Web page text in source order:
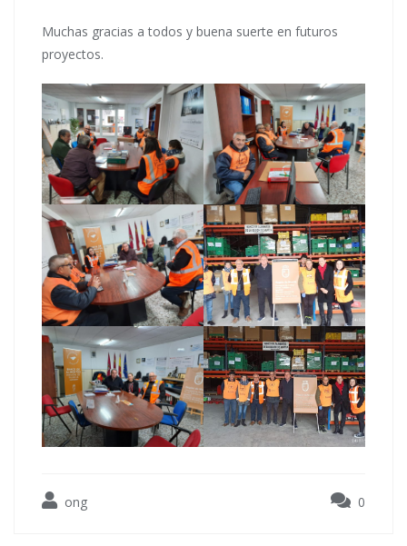
Muchas gracias a todos y buena suerte en futuros
proyectos.
ong 0